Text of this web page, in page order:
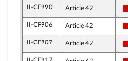
II-CF990 Article 42
II-CF906 Article 42
II-CF907 Article 42